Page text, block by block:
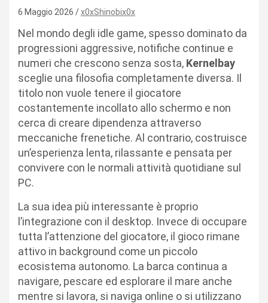
6 Maggio 2026 x0xShinobix0x
Nel mondo degli idle game, spesso dominato da
progressioni aggressive, notifiche continue e
numeri che crescono senza sosta, Kernelbay
sceglie una filosofia completamente diversa. Il
titolo non vuole tenere il giocatore
costantemente incollato allo schermo e non
cerca di creare dipendenza attraverso
meccaniche frenetiche. Al contrario, costruisce
un’esperienza lenta, rilassante e pensata per
convivere con le normali attività quotidiane sul
PC.
La sua idea più interessante è proprio
l’integrazione con il desktop. Invece di occupare
tutta l’attenzione del giocatore, il gioco rimane
attivo in background come un piccolo
ecosistema autonomo. La barca continua a
navigare, pescare ed esplorare il mare anche
mentre si lavora, si naviga online o si utilizzano